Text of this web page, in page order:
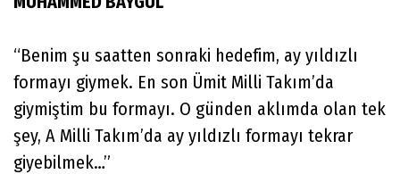
“Benim şu saatten sonraki hedefim, ay yıldızlı
formayı giymek. En son Ümit Milli Takım’da
giymiştim bu formayı. O günden aklımda olan tek
şey, A Milli Takım’da ay yıldızlı formayı tekrar
giyebilmek…”